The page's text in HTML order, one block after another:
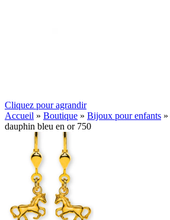
Cliquez pour agrandir
Accueil » Boutique » Bijoux pour enfants »
dauphin bleu en or 750